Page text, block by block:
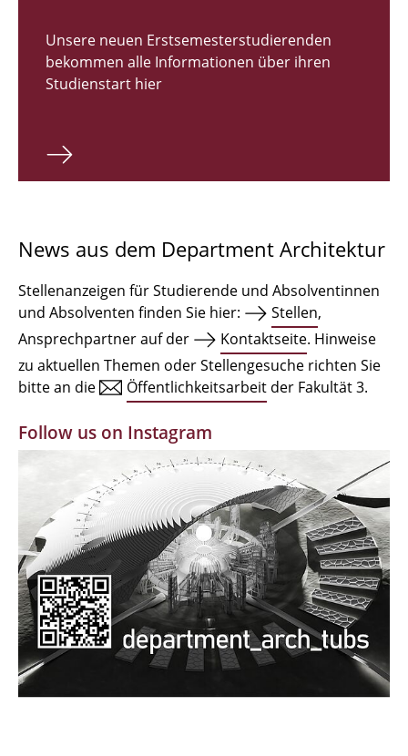
Bachelor Architektur
Master Architektur
Qualifikationsprofil
Institute
Einrichtungen
Zeichensäle
MBW | Modellbauwerkstatt
Alumni | cloud club
Dokumente und Downloads
Unsere neuen Erstsemesterstudierenden
bekommen alle Informationen über ihren
Studienstart hier
News aus dem Department Architektur
Stellenanzeigen für Studierende und Absolventinnen
und Absolventen finden Sie hier:
Stellen,
Ansprechpartner auf der
Kontaktseite. Hinweise
zu aktuellen Themen oder Stellengesuche richten Sie
bitte an die
Öffentlichkeitsarbeit der Fakultät 3.
Follow us on Instagram